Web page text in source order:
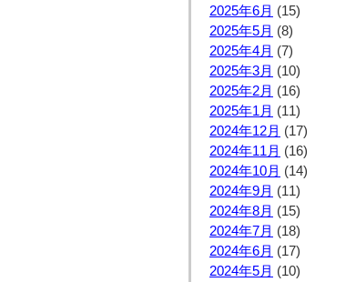
2025年6月 (15)
2025年5月 (8)
2025年4月 (7)
2025年3月 (10)
2025年2月 (16)
2025年1月 (11)
2024年12月 (17)
2024年11月 (16)
2024年10月 (14)
2024年9月 (11)
2024年8月 (15)
2024年7月 (18)
2024年6月 (17)
2024年5月 (10)